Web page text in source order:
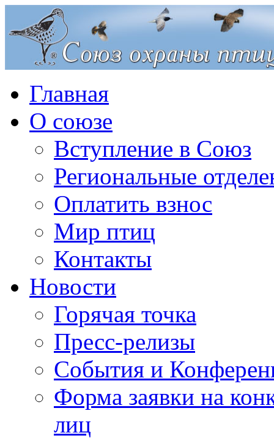
Главная
О союзе
Вступление в Союз
Региональные
Оплатить взнос
Мир птиц
Контакты
Новости
Горячая точка
Пресс-релизы
События и
Форма заявки на
лиц